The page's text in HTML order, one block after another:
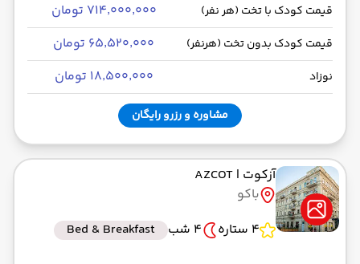
قیمت کودک با تخت (هر نفر) ۷۱۴٬۰۰۰٬۰۰۰ تومان
قیمت کودک بدون تخت (هرنفر) ۶۵٬۵۲۰٬۰۰۰ تومان
نوزاد ۱۸٬۵۰۰٬۰۰۰ تومان
مشاوره و رزرو رایگان
آزکوت | AZCOT
باکو
4 ستاره
4 شب Bed & Breakfast